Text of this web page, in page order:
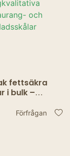
fettsäkra
i bulk –
och
Förfrågan